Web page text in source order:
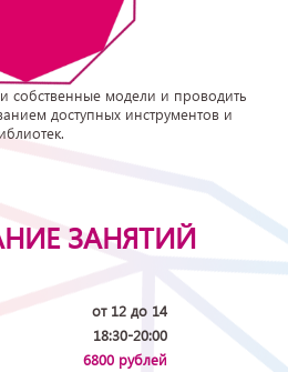
собственные модели и проводить
доступных инструментов и
ЗАНЯТИЙ
от 12 до 14
18:30-20:00
6800 рублей